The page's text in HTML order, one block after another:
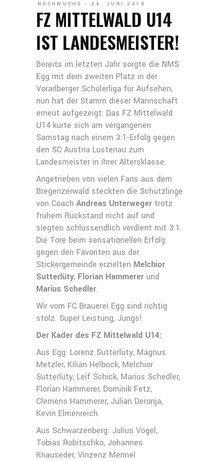
NACHWUCHS 24. JUNI 2019
FZ MITTELWALD U14
IST LANDESMEISTER!
Bereits im letzten Jahr sorgte die NMS
Egg mit dem zweiten Platz in der
Vorarlberger Schülerliga für Aufsehen,
nun hat der Stamm dieser Mannschaft
erneut aufgezeigt: Das FZ Mittelwald
U14 kürte sich am vergangenen
Samstag nach einem 3:1-Erfolg gegen
den SC Austria Lustenau zum
Landesmeister in ihrer Altersklasse.
Angetrieben von vielen Fans aus dem
Bregenzerwald steckten die Schützlinge
von Coach Andreas Unterweger trotz
frühem Rückstand nicht auf und
siegten schlussendlich verdient mit 3:1.
Die Tore beim sensationellen Erfolg
gegen den Favoriten aus der
Stickergemeinde erzielten Melchior
Sutterlüty, Florian Hammerer und
Marius Schedler.
Wir vom FC Brauerei Egg sind richtig
stolz. Super Leistung, Jungs!
Der Kader des FZ Mittelwald U14:
Aus Egg: Lorenz Sutterlüty, Magnus
Metzler, Kilian Helbock, Melchior
Sutterlüty, Leif Schick, Marius Schedler,
Florian Hammerer, Dominik Fetz,
Clemens Hammerer, Julian Deronja,
Kevin Elmenreich
Aus Schwarzenberg: Julius Vögel,
Tobias Robitschko, Johannes
Knauseder, Vinzenz Mennel